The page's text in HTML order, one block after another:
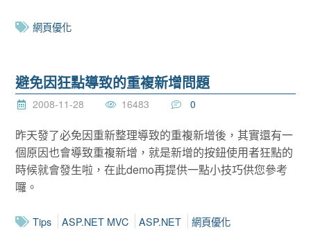
網頁優化
避免因狂點導致的重複新增問題
2008-11-28 16483 0
昨天發了必免因重新整理導致的重複新增後，其實還有一
個原因也會導致重複新增，就是新增的按鈕使用者狂點的
時候就會發生啦，在此demo再提供一點小技巧供您參考
囉。
Tips ASP.NET MVC ASP.NET 網頁優化